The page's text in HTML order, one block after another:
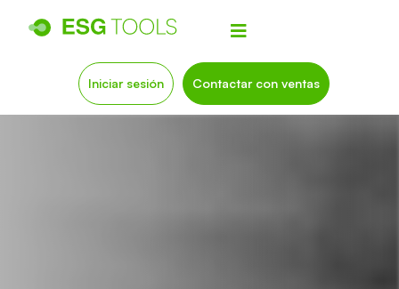
Iniciar sesión Contactar con ventas